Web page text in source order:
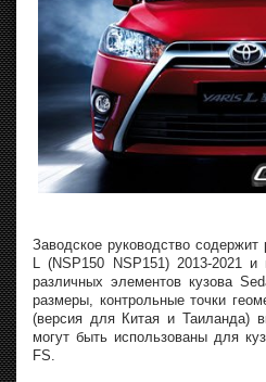
Заводское руководство
L (NSP150 NSP151) 2013-2021
различных элементов кузова
размеры, контрольные точки
(версия для Китая и Таиланда)
могут быть использованы для
FS.